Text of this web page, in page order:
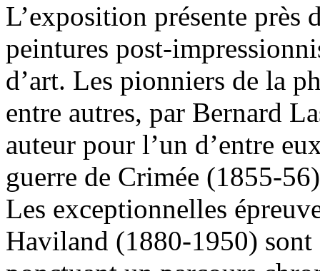
L’exposition présente
peintures post-
d’art. Les pionniers de la
entre autres, par Bernard
auteur pour l’un d’entre
guerre de Crimée (1855-
Les exceptionnelles
Haviland (1880-1950) sont